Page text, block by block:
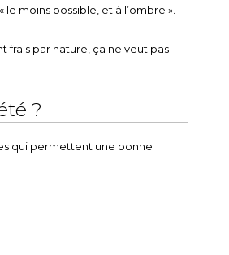
moins possible, et à l’ombre ».
frais par nature, ça ne veut pas
?
qui permettent une bonne